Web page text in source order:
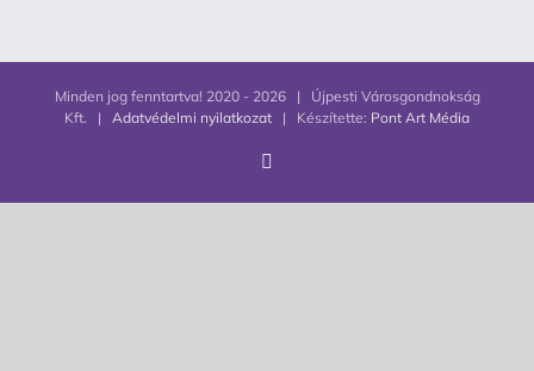
Minden jog fenntartva! 2020 - 2026 | Újpesti Városgondnokság
Kft. | Adatvédelmi nyilatkozat | Készítette: Pont Art Média